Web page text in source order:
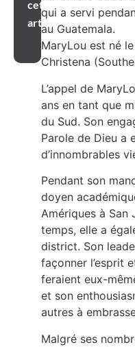
cet
article
qui a servi
au Guatemala.
MaryLou est né
Christena
L’appel de
ans en tant que
du Sud. Son
Parole de Dieu a
d’innombrables
Pendant son
doyen
Amériques à San
temps, elle a
district. Son
façonner l’esprit
feraient eux-
et son
autres à
Malgré ses